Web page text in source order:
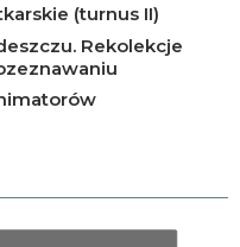
(turnus II)
Rekolekcje